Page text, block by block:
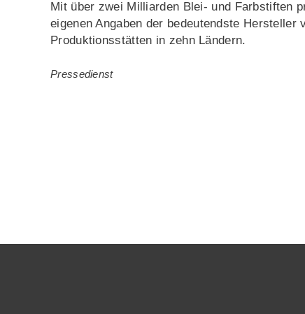
Mit über zwei Milliarden Blei- und Farbstiften
eigenen Angaben der bedeutendste
Produktionsstätten in zehn Ländern.
Pressedienst